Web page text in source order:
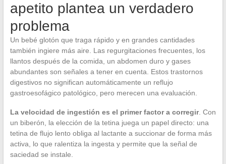
apetito plantea un verdadero
problema
Un bebé glotón que traga rápido y en grandes cantidades
también ingiere más aire. Las regurgitaciones frecuentes, los
llantos después de la comida, un abdomen duro y gases
abundantes son señales a tener en cuenta. Estos trastornos
digestivos no significan automáticamente un reflujo
gastroesofágico patológico, pero merecen una evaluación.
La velocidad de ingestión es el primer factor a corregir. Con
un biberón, la elección de la tetina juega un papel directo: una
tetina de flujo lento obliga al lactante a succionar de forma más
activa, lo que ralentiza la ingesta y permite que la señal de
saciedad se instale.